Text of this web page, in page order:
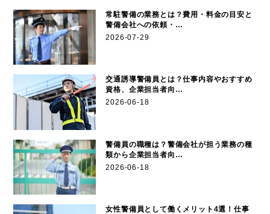
常駐警備の業務とは？費用・料金の目安と
警備会社への依頼・…
2026-07-29
交通誘導警備員とは？仕事内容やおすすめ
資格、企業担当者向…
2026-06-18
警備員の職種は？警備会社が担う業務の種
類から企業担当者向…
2026-06-18
女性警備員として働くメリット4選！仕事